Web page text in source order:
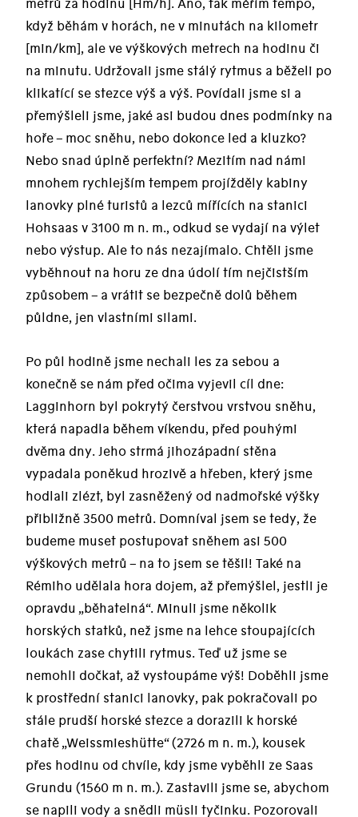
metrů za hodinu [Hm/h]. Ano, tak měřím tempo,
když běhám v horách, ne v minutách na kilometr
[min/km], ale ve výškových metrech na hodinu či
na minutu. Udržovali jsme stálý rytmus a běželi po
klikatící se stezce výš a výš. Povídali jsme si a
přemýšleli jsme, jaké asi budou dnes podmínky na
hoře – moc sněhu, nebo dokonce led a kluzko?
Nebo snad úplně perfektní? Mezitím nad námi
mnohem rychlejším tempem projížděly kabiny
lanovky plné turistů a lezců mířících na stanici
Hohsaas v 3100 m n. m., odkud se vydají na výlet
nebo výstup. Ale to nás nezajímalo. Chtěli jsme
vyběhnout na horu ze dna údolí tím nejčistším
způsobem – a vrátit se bezpečně dolů během
půldne, jen vlastními silami.
Po půl hodině jsme nechali les za sebou a
konečně se nám před očima vyjevil cíl dne:
Lagginhorn byl pokrytý čerstvou vrstvou sněhu,
která napadla během víkendu, před pouhými
dvěma dny. Jeho strmá jihozápadní stěna
vypadala poněkud hrozivě a hřeben, který jsme
hodlali zlézt, byl zasněžený od nadmořské výšky
přibližně 3500 metrů. Domníval jsem se tedy, že
budeme muset postupovat sněhem asi 500
výškových metrů – na to jsem se těšil! Také na
Rémiho udělala hora dojem, až přemýšlel, jestli je
opravdu „běhatelná“. Minuli jsme několik
horských statků, než jsme na lehce stoupajících
loukách zase chytili rytmus. Teď už jsme se
nemohli dočkat, až vystoupáme výš! Doběhli jsme
k prostřední stanici lanovky, pak pokračovali po
stále prudší horské stezce a dorazili k horské
chatě „Weissmieshütte“ (2726 m n. m.), kousek
přes hodinu od chvíle, kdy jsme vyběhli ze Saas
Grundu (1560 m n. m.). Zastavili jsme se, abychom
se napili vody a snědli müsli tyčinku. Pozorovali